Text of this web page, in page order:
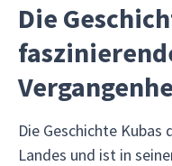
Die
Die Geschichte
Landes und ist in